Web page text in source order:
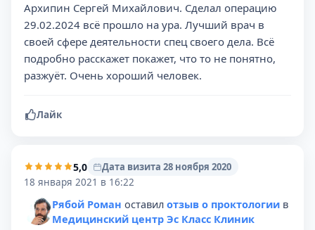
Архипин Сергей Михайлович. Сделал операцию
29.02.2024 всё прошло на ура. Лучший врач в
своей сфере деятельности спец своего дела. Всë
подробно расскажет покажет, что то не понятно,
разжуëт. Очень хороший человек.
Лайк
5,0
Дата визита 28 ноября 2020
18 января 2021 в 16:22
Рябой Роман оставил отзыв о проктологии в
Медицинский центр Эс Класс Клиник